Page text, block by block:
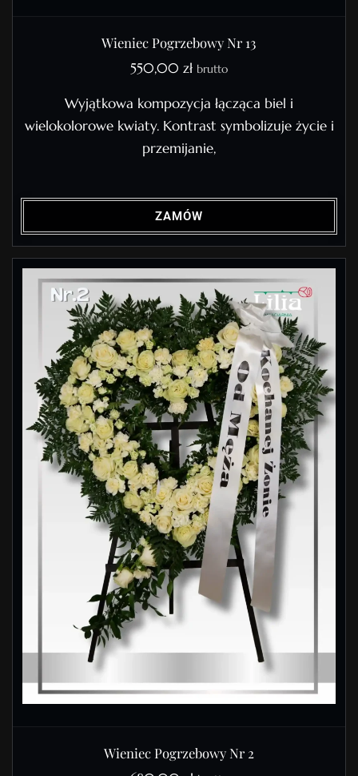
Wieniec Pogrzebowy Nr 13
550,00 zł brutto
Wyjątkowa kompozycja łącząca biel i
wielokolorowe kwiaty. Kontrast symbolizuje życie i
przemijanie,
ZAMÓW
Wieniec Pogrzebowy Nr 2